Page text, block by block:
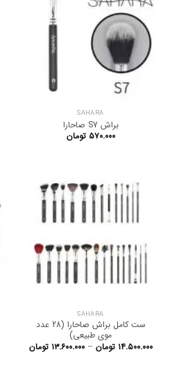
SAHARA
براش S7 صاحارا
۵۷۰.۰۰۰ تومان
SAHARA
ست کامل براش صاحارا (28 عدد
موی طبیعی)
۱۴.۵۰۰.۰۰۰ تومان – ۱۳.۶۰۰.۰۰۰ تومانPrice
range: